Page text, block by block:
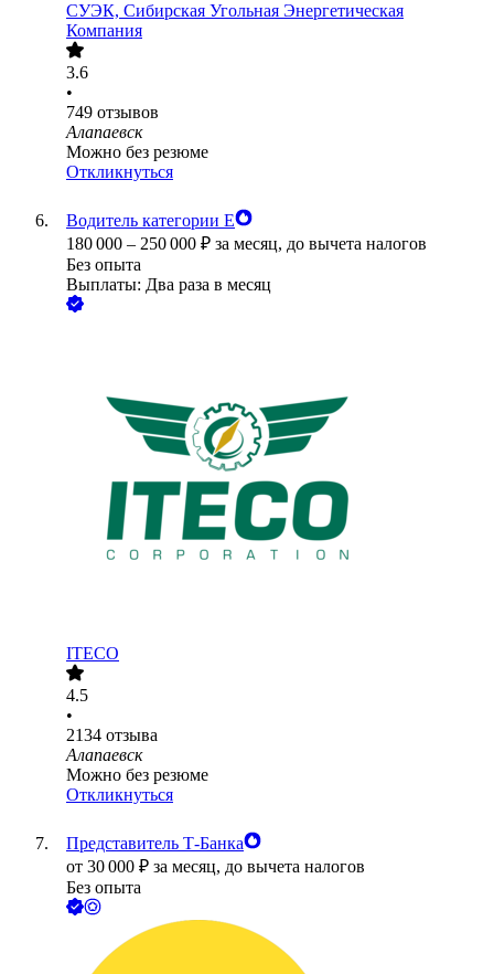
СУЭК, Сибирская Угольная Энергетическая
Компания
3.6
•
749 отзывов
Алапаевск
Можно без резюме
Откликнуться
Водитель категории Е
180 000 – 250 000 ₽ за месяц, до вычета налогов
Без опыта
Выплаты: Два раза в месяц
ITECO
4.5
•
2134 отзыва
Алапаевск
Можно без резюме
Откликнуться
Представитель Т-Банка
от 30 000 ₽ за месяц, до вычета налогов
Без опыта